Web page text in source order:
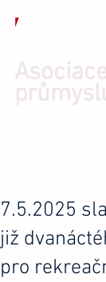
7.5.2025
již
pro